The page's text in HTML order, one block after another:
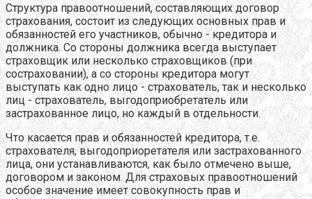
Структура правоотношений, составляющих договор
страхования, состоит из следующих основных прав и
обязанностей его участников, обычно - кредитора и
должника. Со стороны должника всегда выступает
страховщик или несколько страховщиков (при
состраховании), а со стороны кредитора могут
выступать как одно лицо - страхователь, так и несколько
лиц - страхователь, выгодоприобретатель или
застрахованное лицо, но каждый в отдельности.
Что касается прав и обязанностей кредитора, т.е.
страхователя, выгодоприоретателя или застрахованного
лица, они устанавливаются, как было отмечено выше,
договором и законом. Для страховых правоотношений
особое значение имеет совокупность прав и